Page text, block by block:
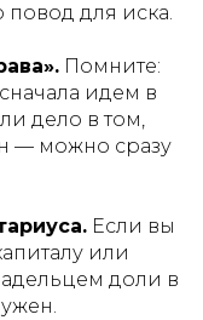
для иска.
Помните:
идем в
дело в том,
— можно сразу
Если вы
или
доли в